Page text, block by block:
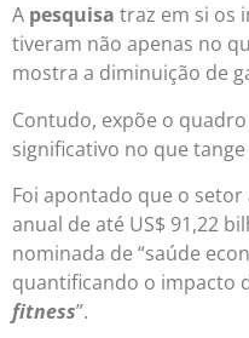
A pesquisa traz em si os
tiveram não apenas no
mostra a diminuição de
Contudo, expõe o
significativo no que tange
Foi apontado que o setor
anual de até US$ 91,22
nominada de “saúde
quantificando o impacto
fitness”.